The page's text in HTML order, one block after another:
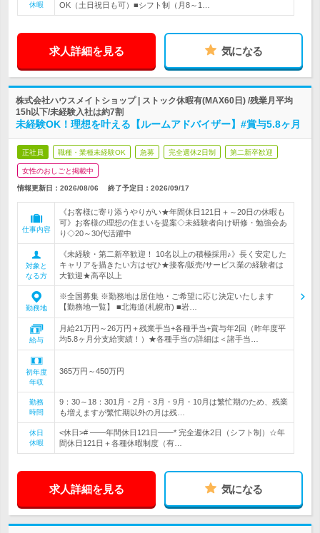
休暇
OK（土日祝日も可）■シフト制（月8～1…
求人詳細を見る 気になる
株式会社ハウスメイトショップ | ストック休暇有(MAX60日) /残業月平均
15h以下/未経験入社は約7割
未経験OK！理想を叶える【ルームアドバイザー】#賞与5.8ヶ月
正社員 職種・業種未経験OK 急募 完全週休2日制 第二新卒歓迎
女性のおしごと掲載中
情報更新日：2026/08/06 終了予定日： 2026/09/17
仕事内容
《お客様に寄り添うやりがい★年間休日121日＋～20日の休暇も
可》お客様の理想の住まいを提案◇未経験者向け研修・勉強会あ
り◇20～30代活躍中
対象と
なる方
《未経験・第二新卒歓迎！ 10名以上の積極採用♪》長く安定した
キャリアを描きたい方はぜひ★接客/販売/サービス業の経験者は
大歓迎★高卒以上
勤務地
※全国募集 ※勤務地は居住地・ご希望に応じ決定いたします
【勤務地一覧】 ■北海道(札幌市) ■岩…
給与
月給21万円～26万円＋残業手当+各種手当+賞与年2回（昨年度平
均5.8ヶ月分支給実績！）★各種手当の詳細は＜諸手当…
初年度
年収
365万円～450万円
勤務
時間
9：30～18：301月・2月・3月・9月・10月は繁忙期のため、残業
も増えますが繁忙期以外の月は残…
休日
休暇
<休日># ――年間休日121日――* 完全週休2日（シフト制）☆年
間休日121日＋各種休暇制度（有…
求人詳細を見る 気になる